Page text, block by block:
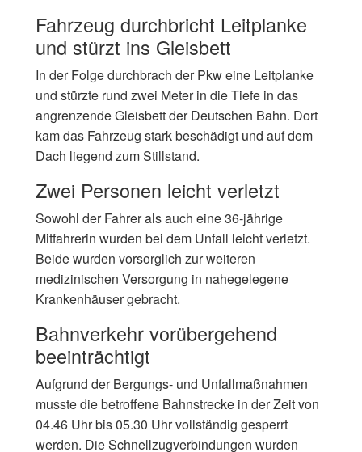
Fahrzeug durchbricht Leitplanke
und stürzt ins Gleisbett
In der Folge durchbrach der Pkw eine Leitplanke
und stürzte rund zwei Meter in die Tiefe in das
angrenzende Gleisbett der Deutschen Bahn. Dort
kam das Fahrzeug stark beschädigt und auf dem
Dach liegend zum Stillstand.
Zwei Personen leicht verletzt
Sowohl der Fahrer als auch eine 36-jährige
Mitfahrerin wurden bei dem Unfall leicht verletzt.
Beide wurden vorsorglich zur weiteren
medizinischen Versorgung in nahegelegene
Krankenhäuser gebracht.
Bahnverkehr vorübergehend
beeinträchtigt
Aufgrund der Bergungs- und Unfallmaßnahmen
musste die betroffene Bahnstrecke in der Zeit von
04.46 Uhr bis 05.30 Uhr vollständig gesperrt
werden. Die Schnellzugverbindungen wurden